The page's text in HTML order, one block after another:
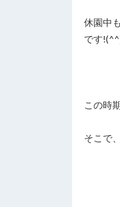
休園中
です
この時
そこで